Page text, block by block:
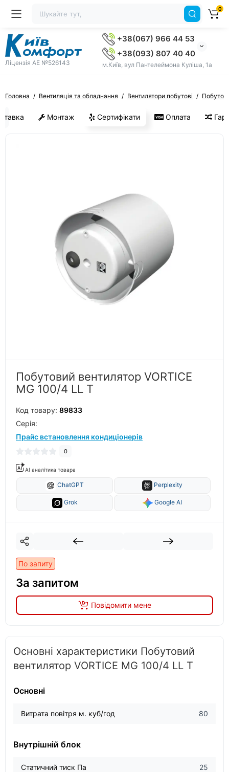
Ліцензія AE №526143
+38(067) 966 44 53
+38(093) 807 40 40
м.Київ, вул Пантелеймона Куліша, 1а
0
Головна Вентиляція та обладнання Вентилятори побутові
Монтаж Сертифікати Оплата
Побутовий вентилятор VORTICE
MG 100/4 LL T
Код товару: 89833
Серiя:
Прайс встановлення кондиціонерів
0
AI аналітика товара
ChatGPT Perplexity
Grok Google AI
По запиту
За запитом
Повідомити мене
Основні характеристики Побутовий
вентилятор VORTICE MG 100/4 LL T
Основні
Витрата повітря м. куб/год 80
Внутрішній блок
Статичний тиск Па 25